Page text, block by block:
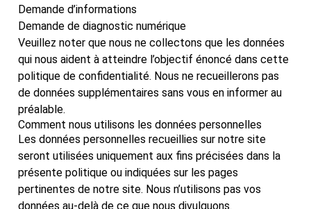
Demande d’informations
Demande de diagnostic numérique
Veuillez noter que nous ne collectons que les données
qui nous aident à atteindre l’objectif énoncé dans cette
politique de confidentialité. Nous ne recueillerons pas
de données supplémentaires sans vous en informer au
préalable.
Comment nous utilisons les données personnelles
Les données personnelles recueillies sur notre site
seront utilisées uniquement aux fins précisées dans la
présente politique ou indiquées sur les pages
pertinentes de notre site. Nous n’utilisons pas vos
données au-delà de ce que nous divulguons.